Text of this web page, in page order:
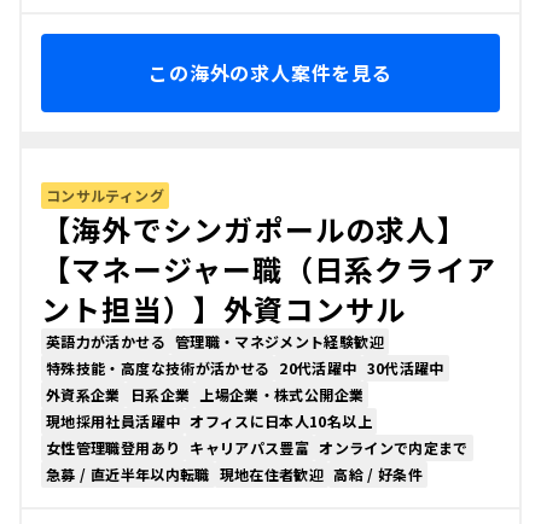
この海外の求人案件を見る
コンサルティング
【海外でシンガポールの求人】
【マネージャー職（日系クライア
ント担当）】外資コンサル
英語力が活かせる 管理職・マネジメント経験歓迎
特殊技能・高度な技術が活かせる 20代活躍中 30代活躍中
外資系企業
日系企業
上場企業・株式公開企業
現地採用社員活躍中 オフィスに日本人10名以上
女性管理職登用あり
キャリアパス豊富 オンラインで内定まで
急募 / 直近半年以内転職 現地在住者歓迎 高給 / 好条件